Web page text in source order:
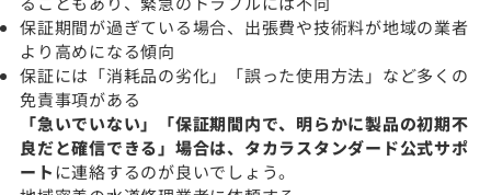
保証期間が過ぎている場合、出張費や技術料が地域の業者
より高めになる傾向
保証には「消耗品の劣化」「誤った使用方法」など多くの
免責事項がある
「急いでいない」「保証期間内で、明らかに製品の初期不
良だと確信できる」場合は、 タカラスタンダード公式サポ
ートに連絡するのが良いでしょう。